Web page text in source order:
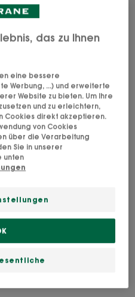
das Haar stärkt,
Für alle
das zu Ihnen
eine bessere
Werbung, ...) und erweiterte
Website zu bieten. Um Ihre
und zu erleichtern,
Cookies direkt akzeptieren.
von Cookies
über die Verarbeitung
Sie in unserer
unten